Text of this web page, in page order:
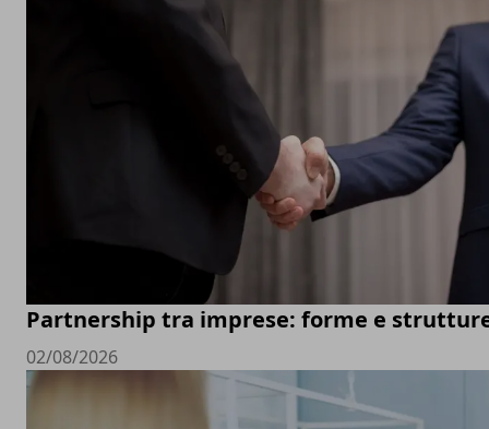
Partnership tra imprese: forme e
02/08/2026